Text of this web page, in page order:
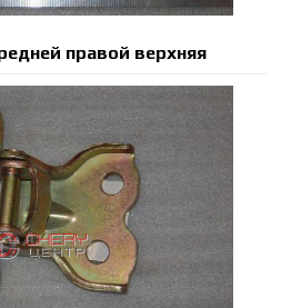
правой верхняя